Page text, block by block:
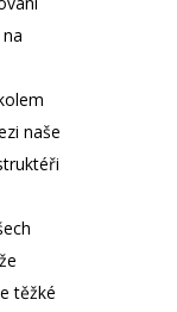
naše
těžké